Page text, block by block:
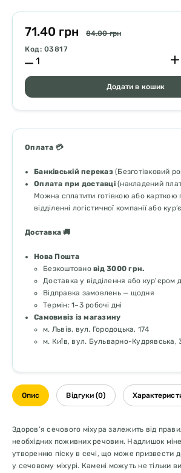
71.40 грн
84.00 грн
Код: 03817
Додати в кошик
Оплата 💳
Банківській переказ(Безготівковий
Оплата при доставці(накладений
Можна сплатити готівкою або карткою
відділенні логістичної компанії або
Доставка 🚚
Нова Пошта
Безкоштовно від 3000 грн.
Доставка у відділення або кур'єром
Відправка замовлень — щодня
Термін: 1–3 робочі дні
Самовивіз із магазину
м. Львів, вул. Городоцька, 174
м. Київ, вул. Бульварно-Кудрявська,
Опис Відгуки (0)
Здоров’я сечового міхура залежить від
необхідних поживних речовин. Надлишок
утворенню піску в сечі, що може призвести
у сечовому міхурі. Камені можуть не тільки